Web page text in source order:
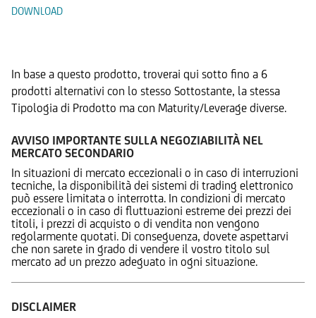
DOWNLOAD
In base a questo prodotto, troverai qui sotto fino a 6
prodotti alternativi con lo stesso Sottostante, la stessa
Tipologia di Prodotto ma con Maturity/Leverage diverse.
AVVISO IMPORTANTE SULLA NEGOZIABILITÀ NEL
MERCATO SECONDARIO
In situazioni di mercato eccezionali o in caso di interruzioni
tecniche, la disponibilità dei sistemi di trading elettronico
può essere limitata o interrotta. In condizioni di mercato
eccezionali o in caso di fluttuazioni estreme dei prezzi dei
titoli, i prezzi di acquisto o di vendita non vengono
regolarmente quotati. Di conseguenza, dovete aspettarvi
che non sarete in grado di vendere il vostro titolo sul
mercato ad un prezzo adeguato in ogni situazione.
DISCLAIMER